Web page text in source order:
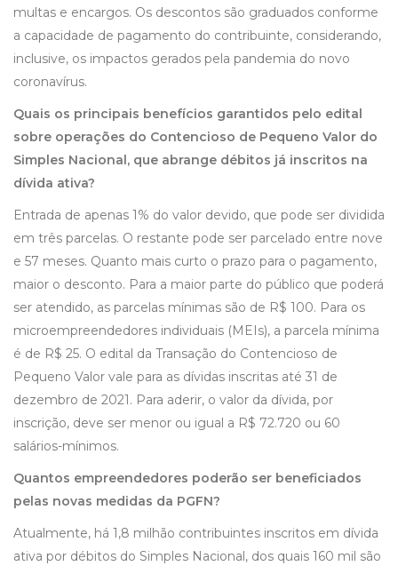
multas e encargos. Os descontos são graduados conforme
a capacidade de pagamento do contribuinte, considerando,
inclusive, os impactos gerados pela pandemia do novo
coronavírus.
Quais os principais benefícios garantidos pelo edital
sobre operações do Contencioso de Pequeno Valor do
Simples Nacional, que abrange débitos já inscritos na
dívida ativa?
Entrada de apenas 1% do valor devido, que pode ser dividida
em três parcelas. O restante pode ser parcelado entre nove
e 57 meses. Quanto mais curto o prazo para o pagamento,
maior o desconto. Para a maior parte do público que poderá
ser atendido, as parcelas mínimas são de R$ 100. Para os
microempreendedores individuais (MEIs), a parcela mínima
é de R$ 25. O edital da Transação do Contencioso de
Pequeno Valor vale para as dívidas inscritas até 31 de
dezembro de 2021. Para aderir, o valor da dívida, por
inscrição, deve ser menor ou igual a R$ 72.720 ou 60
salários-mínimos.
Quantos empreendedores poderão ser beneficiados
pelas novas medidas da PGFN?
Atualmente, há 1,8 milhão contribuintes inscritos em dívida
ativa por débitos do Simples Nacional, dos quais 160 mil são